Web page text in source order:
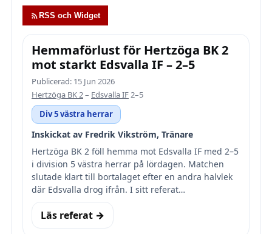
RSS och Widget
Hemmaförlust för Hertzöga BK 2
mot starkt Edsvalla IF – 2–5
Publicerad: 15 Jun 2026
Hertzöga BK 2– Edsvalla IF2–5
Div 5 västra herrar
Inskickat av Fredrik Vikström, Tränare
Hertzöga BK 2 föll hemma mot Edsvalla IF med 2–5
i division 5 västra herrar på lördagen. Matchen
slutade klart till bortalaget efter en andra halvlek
där Edsvalla drog ifrån. I sitt referat…
Läs referat →